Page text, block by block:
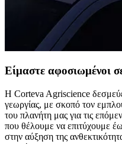
Είμαστε αφοσιωμένοι
Η Corteva Agriscience
γεωργίας, με σκοπό τον
του πλανήτη μας για τις
που θέλουμε να επιτύχουμε
στην αύξηση της